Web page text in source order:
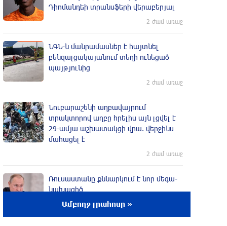
Դիոմանդեի տրանսֆերի վերաբերյալ
2 ժամ առաջ
ՆԳՆ-ն մանրամասներ է հայտնել
բենզալցակայանում տեղի ունեցած
պայթյունից
2 ժամ առաջ
Նուբարաշենի աղբավայրում
տրակտորով աղբը հրելիս այն լցվել է
29-ամյա աշխատակցի վրա. վերջինս
մահացել է
2 ժամ առաջ
Ռուսաստանը քննարկում է նոր մեգա-
նախագիծ
Ամբողջ լրահոսը »